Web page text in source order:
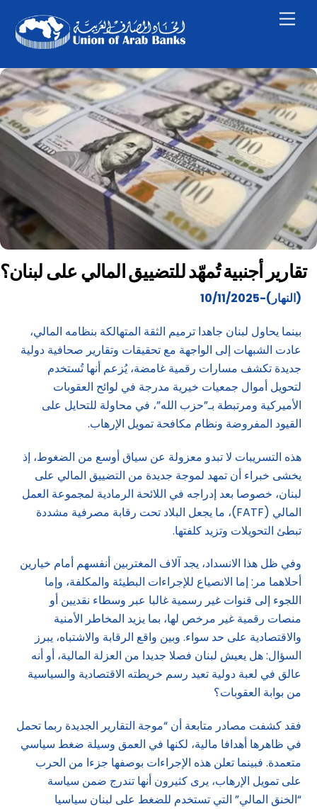
content
تقارير أجنبية تُمهّد للتضييق المالي على لبنان؟
(النهار)-10/11/2025
بينما يحاول لبنان جاهدا ترميم الثقة المتهالكة بنظامه المالي،
عادت الشبهات إلى الواجهة مع تحقيقات وتقارير صحافية دولية
جديدة تكشف مسارات رقمية غامضة، يُزعم أنها تُستخدم
لتحويل أموال جمعيات خيرية مدرجة في لوائح العقوبات
الأميركية ومرتبطة بـ”حزب الله”، في محاولة للتحايل على
القيود المفروضة ونظام مكافحة تمويل الإرهاب.
هذه التسريبات لا تبدو معزولة عن سياق أوسع من الضغوط، إذ
يخشى خبراء أن تمهد لموجة جديدة من التضييق المالي على
لبنان، خصوصا بعد إدراجه في اللائحة الرمادية لمجموعة العمل
المالي (FATF)، ما يجعل البلاد تحت رقابة مصرفية مشددة
تبطئ التحويلات وتزيد كلفتها.
وفي ظل هذا الانسداد، يجد آلاف المغتربين أنفسهم أمام خيارين
أحلاهما مر: إما الانصياع للإجراءات البطيئة والمكلفة، وإما
اللجوء إلى قنوات غير رسمية غالبا عبر وسطاء نقديين أو
منصات رقمية غير مرخص لها، بما يزيد المخاطر الأمنية
والاقتصادية على حد سواء. وبين واقع الرقابة والاشتباه، يبرز
السؤال: هل يعيش لبنان فصلا جديدا من العزلة المالية، أو أنه
عالق في لعبة دولية تعيد رسم خريطته الاقتصادية والسياسية
من بوابة العقوبات؟
فقد كشفت مصادر متابعة أن “موجة التقارير الجديدة ربما تحمل
في ظاهرها أهدافا مالية، لكنها في العمق وسيلة ضغط سياسي
متعمدة. فبينما تعلن هذه الإجراءات بوصفها جزءا من الحرب
على تمويل الإرهاب، يرى كثيرون أنها تندرج ضمن سياسة
“الخنق المالي” التي تستخدم للضغط على لبنان سياسيا